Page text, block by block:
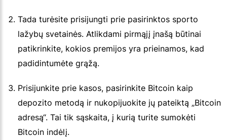
Tada turėsite prisijungti prie pasirinktos sporto
lažybų svetainės. Atlikdami pirmąjį įnašą būtinai
patikrinkite, kokios premijos yra prieinamos, kad
padidintumėte grąžą.
Prisijunkite prie kasos, pasirinkite Bitcoin kaip
depozito metodą ir nukopijuokite jų pateiktą „Bitcoin
adresą“. Tai tik sąskaita, į kurią turite sumokėti
Bitcoin indėlį.